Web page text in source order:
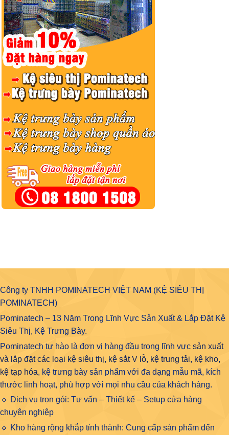
Công ty TNHH POMINATECH VIỆT NAM (KỆ SIÊU THỊ
POMINATECH)
Pominatech – 13 Năm Trong Lĩnh Vực Sản Xuất & Lắp Đặt Kệ
Siêu Thị, Kệ Trưng Bày.
Pominatech tự hào là đơn vị hàng đầu trong lĩnh vực sản xuất
và lắp đặt các loại kệ siêu thị, kệ sắt V lỗ, kệ trung tải, kệ kho,
kệ tạp hóa, kệ trưng bày sản phẩm với đa dạng mẫu mã, kích
thước linh hoạt, phù hợp với mọi nhu cầu của khách hàng.
🔹 Dịch vụ trọn gói: Tư vấn – Thiết kế – Setup cửa hàng
chuyên nghiệp
🔹 Kho hàng rộng khắp tỉnh thành: Cung cấp sản phẩm đến